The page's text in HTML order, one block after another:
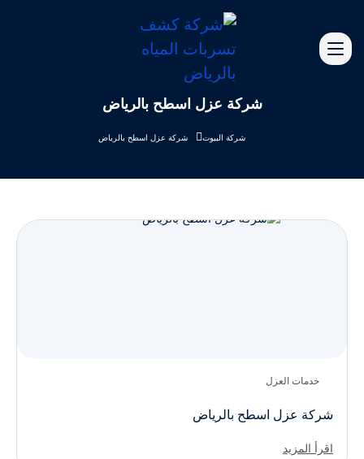
شركة عزل اسطح بالرياض
شركة البيوت شركة عزل اسطح بالرياض
خدمات العزل
شركة عزل اسطح بالرياض
اقرأ المزيد